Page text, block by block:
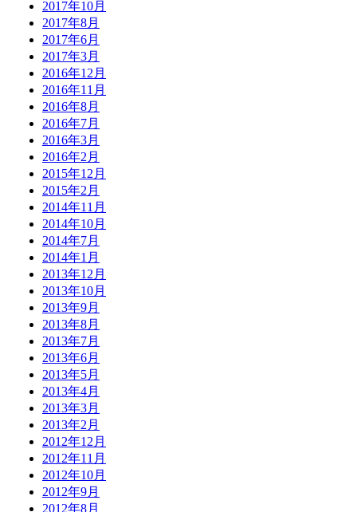
2017年10月
2017年8月
2017年6月
2017年3月
2016年12月
2016年11月
2016年8月
2016年7月
2016年3月
2016年2月
2015年12月
2015年2月
2014年11月
2014年10月
2014年7月
2014年1月
2013年12月
2013年10月
2013年9月
2013年8月
2013年7月
2013年6月
2013年5月
2013年4月
2013年3月
2013年2月
2012年12月
2012年11月
2012年10月
2012年9月
2012年8月